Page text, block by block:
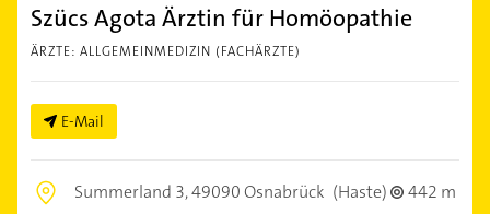
Szücs Agota Ärztin für Homöopathie
ÄRZTE: ALLGEMEINMEDIZIN (FACHÄRZTE)
E-Mail
Summerland 3,49090 Osnabrück (Haste)
442 m